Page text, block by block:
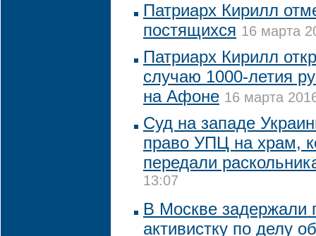
Патриарх Кирилл
постящихся 16 марта
Патриарх Кирилл
случаю 1000-летия
на Афоне 16 марта
Суд на западе
право УПЦ на храм,
передали
13:07
В Москве задержали
активистку по делу